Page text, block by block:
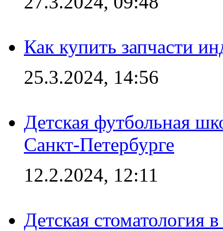
Как купить запчасти
25.3.2024, 14:56
Детская футбольная
Санкт-Петербурге
12.2.2024, 12:11
Детская стоматология